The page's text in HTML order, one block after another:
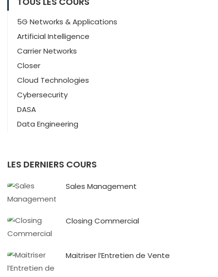
5G Networks & Applications
Artificial Intelligence
Carrier Networks
Closer
Cloud Technologies
Cybersecurity
DASA
Data Engineering
LES DERNIERS COURS
Sales Management
Closing Commercial
Maitriser l’Entretien de Vente